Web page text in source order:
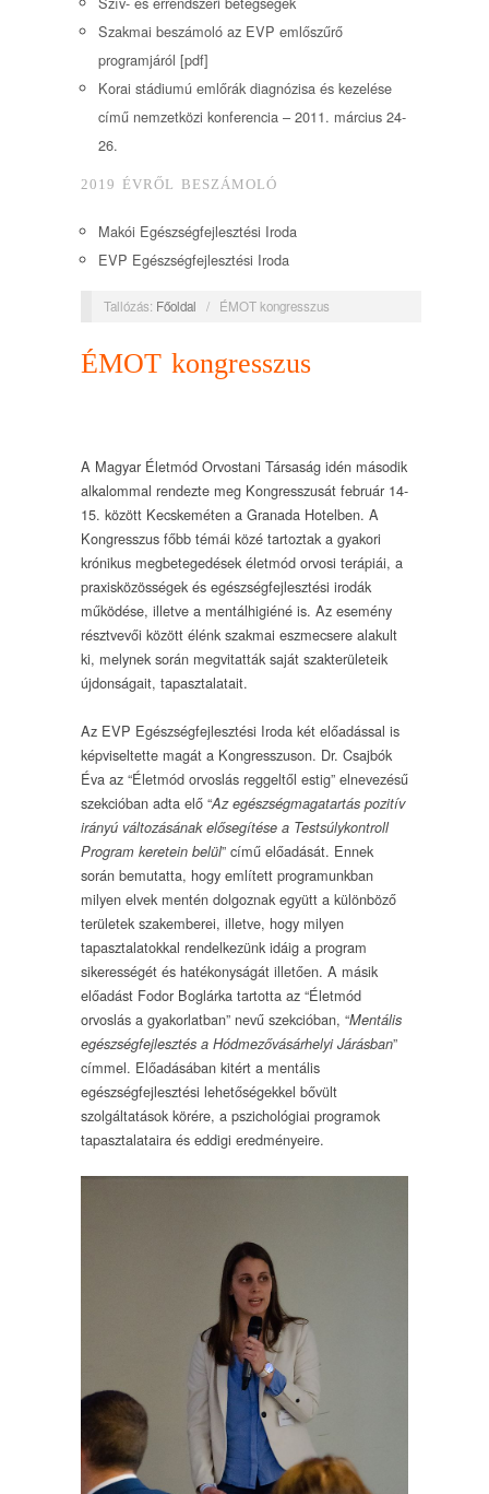
Szakmai beszámoló az EVP emlőszűrő
programjáról [pdf]
Korai stádiumú emlőrák diagnózisa és kezelése
című nemzetközi konferencia – 2011. március 24-
26.
2019 ÉVRŐL BESZÁMOLÓ
Makói Egészségfejlesztési Iroda
EVP Egészségfejlesztési Iroda
Tallózás: Főoldal / ÉMOT kongresszus
ÉMOT kongresszus
A Magyar Életmód Orvostani Társaság idén második
alkalommal rendezte meg Kongresszusát február 14-
15. között Kecskeméten a Granada Hotelben. A
Kongresszus főbb témái közé tartoztak a gyakori
krónikus megbetegedések életmód orvosi terápiái, a
praxisközösségek és egészségfejlesztési irodák
működése, illetve a mentálhigiéné is. Az esemény
résztvevői között élénk szakmai eszmecsere alakult
ki, melynek során megvitatták saját szakterületeik
újdonságait, tapasztalatait.
Az EVP Egészségfejlesztési Iroda két előadással is
képviseltette magát a Kongresszuson. Dr. Csajbók
Éva az “Életmód orvoslás reggeltől estig” elnevezésű
szekcióban adta elő “Az egészségmagatartás pozitív
irányú változásának elősegítése a Testsúlykontroll
Program keretein belül” című előadását. Ennek
során bemutatta, hogy említett programunkban
milyen elvek mentén dolgoznak együtt a különböző
területek szakemberei, illetve, hogy milyen
tapasztalatokkal rendelkezünk idáig a program
sikerességét és hatékonyságát illetően. A másik
előadást Fodor Boglárka tartotta az “Életmód
orvoslás a gyakorlatban” nevű szekcióban, “Mentális
egészségfejlesztés a Hódmezővásárhelyi Járásban”
címmel. Előadásában kitért a mentális
egészségfejlesztési lehetőségekkel bővült
szolgáltatások körére, a pszichológiai programok
tapasztalataira és eddigi eredményeire.